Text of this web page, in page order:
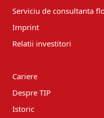
Serviciu de consultanta
Imprint
Relatii investitori
Cariere
Despre TIP
Istoric